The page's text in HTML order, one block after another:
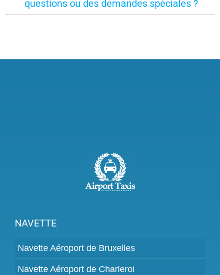
questions ou des demandes spéciales ?
NAVETTE
Navette Aéroport de Bruxelles
Navette Aéroport de Charleroi